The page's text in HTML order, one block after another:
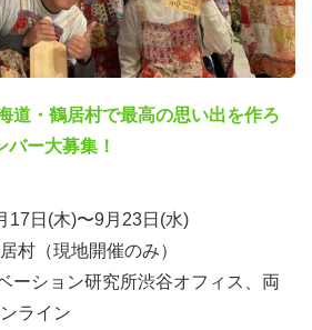
道・鶴居村で最高の思い出を作ろ
バー大募集！
17日(木)〜9月23日(水)
村（現地開催のみ）
ーション研究所渋谷オフィス、両
ライン